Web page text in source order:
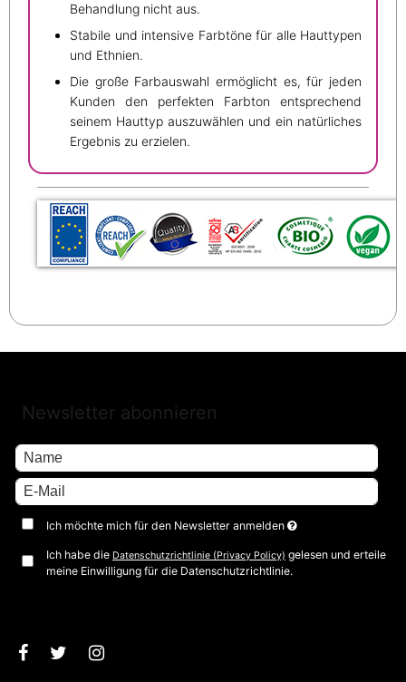
Behandlung nicht aus.
Stabile und intensive Farbtöne für alle Hauttypen
und Ethnien.
Die große Farbauswahl ermöglicht es, für jeden
Kunden den perfekten Farbton entsprechend
seinem Hauttyp auszuwählen und ein natürliches
Ergebnis zu erzielen.
Newsletter abonnieren
Ich möchte mich für den Newsletter anmelden
Ich habe die Datenschutzrichtlinie (Privacy Policy) gelesen und erteile
meine Einwilligung für die Datenschutzrichtlinie.